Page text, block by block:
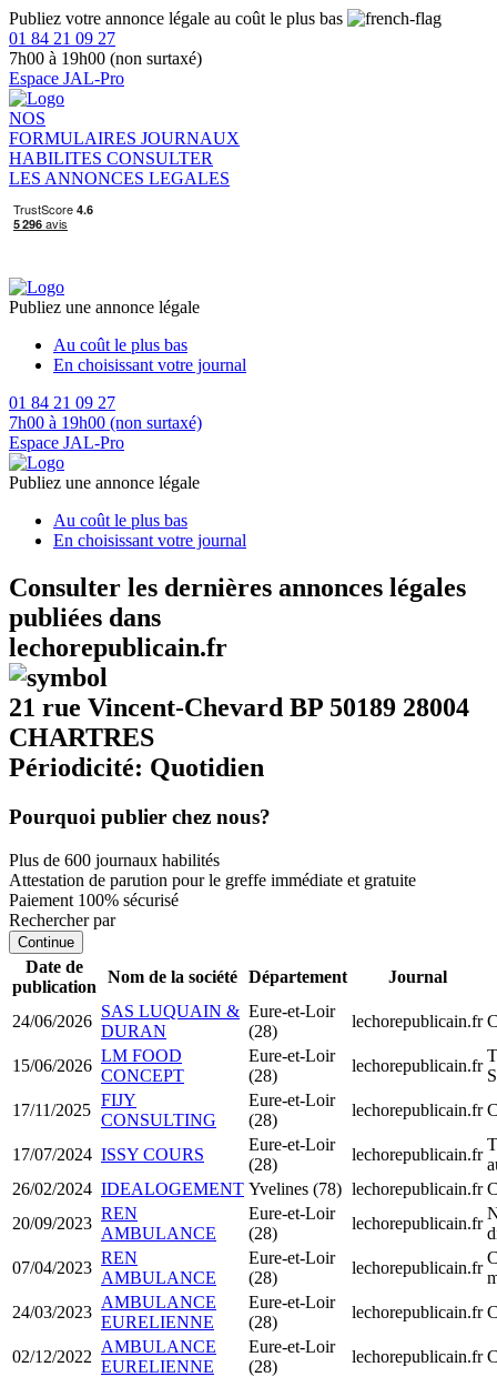
Publiez votre annonce légale au coût le plus bas
01 84 21 09 27
7h00 à 19h00 (non surtaxé)
Espace JAL-Pro
NOS
FORMULAIRES JOURNAUX
HABILITES CONSULTER
LES ANNONCES LEGALES
Publiez une annonce légale
Au coût le plus bas
En choisissant votre journal
01 84 21 09 27
7h00 à 19h00 (non surtaxé)
Espace JAL-Pro
Publiez une annonce légale
Au coût le plus bas
En choisissant votre journal
Consulter les dernières annonces légales
publiées dans
lechorepublicain.fr
21 rue Vincent-Chevard BP 50189 28004
CHARTRES
Périodicité: Quotidien
Pourquoi publier chez nous?
Plus de 600 journaux habilités
Attestation de parution pour le greffe immédiate et gratuite
Paiement 100% sécurisé
Rechercher par
Continue
Date de
publication
Nom de la société Département Journal
24/06/2026
SAS LUQUAIN &
DURAN
Eure-et-Loir
(28)
lechorepublicain.fr
15/06/2026
LM FOOD
CONCEPT
Eure-et-Loir
(28)
lechorepublicain.fr
17/11/2025
FIJY
CONSULTING
Eure-et-Loir
(28)
lechorepublicain.fr
17/07/2024 ISSY COURS
Eure-et-Loir
(28)
lechorepublicain.fr
26/02/2024 IDEALOGEMENT Yvelines (78) lechorepublicain.fr
20/09/2023
REN
AMBULANCE
Eure-et-Loir
(28)
lechorepublicain.fr
07/04/2023
REN
AMBULANCE
Eure-et-Loir
(28)
lechorepublicain.fr
24/03/2023
AMBULANCE
EURELIENNE
Eure-et-Loir
(28)
lechorepublicain.fr
02/12/2022
AMBULANCE
EURELIENNE
Eure-et-Loir
(28)
lechorepublicain.fr